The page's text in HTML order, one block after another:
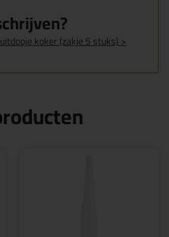
koker (zakje 5 stuks) >